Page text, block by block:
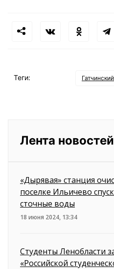
Теги:
Лента новостей
«Дырявая» станция
поселке Ильичево
сточные воды
18 июня 2024, 13:34
Студенты Ленобласти
«Российской